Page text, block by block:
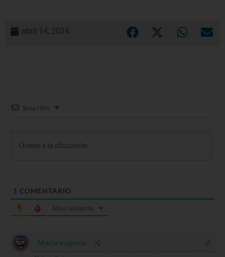
abril 14, 2024
Suscribir
1 COMENTARIO
Más reciente
Maria eugenia